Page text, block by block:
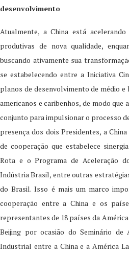
desenvolvimento
Atualmente, a China está
produtivas de nova qualidade,
buscando ativamente sua
se estabelecendo entre a Iniciativa
planos de desenvolvimento de médio
americanos e caribenhos, de modo que
conjunto para impulsionar o processo
presença dos dois Presidentes, a
de cooperação que estabelece
Rota e o Programa de Aceleração
Indústria Brasil, entre outras
do Brasil. Isso é mais um marco
cooperação entre a China e os
representantes de 18 países da
Beijing por ocasião do Seminário
Industrial entre a China e a América